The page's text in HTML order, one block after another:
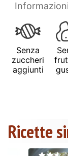
Senza
zuccheri
aggiunti
Ricette